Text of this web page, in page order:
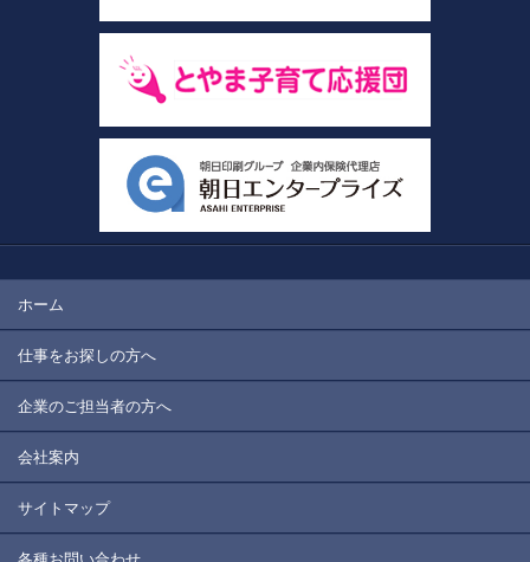
ホーム
仕事をお探しの方へ
企業のご担当者の方へ
会社案内
サイトマップ